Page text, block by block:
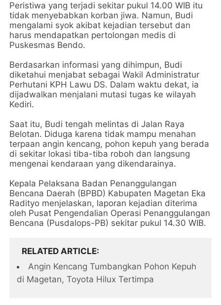
Peristiwa yang terjadi sekitar pukul 14.00 WIB itu
tidak menyebabkan korban jiwa. Namun, Budi
mengalami syok akibat kejadian tersebut dan
harus mendapatkan pertolongan medis di
Puskesmas Bendo.
Berdasarkan informasi yang dihimpun, Budi
diketahui menjabat sebagai Wakil Administratur
Perhutani KPH Lawu DS. Dalam waktu dekat, ia
dijadwalkan menjalani mutasi tugas ke wilayah
Kediri.
Saat itu, Budi tengah melintas di Jalan Raya
Belotan. Diduga karena tidak mampu menahan
terpaan angin kencang, pohon kepuh yang berada
di sekitar lokasi tiba-tiba roboh dan langsung
mengenai kendaraan yang dikendarainya.
Kepala Pelaksana Badan Penanggulangan
Bencana Daerah (BPBD) Kabupaten Magetan Eka
Radityo menjelaskan, laporan kejadian diterima
oleh Pusat Pengendalian Operasi Penanggulangan
Bencana (Pusdalops-PB) sekitar pukul 14.30 WIB.
RELATED ARTICLE
Angin Kencang Tumbangkan Pohon Kepuh
di Magetan, Toyota Hilux Tertimpa